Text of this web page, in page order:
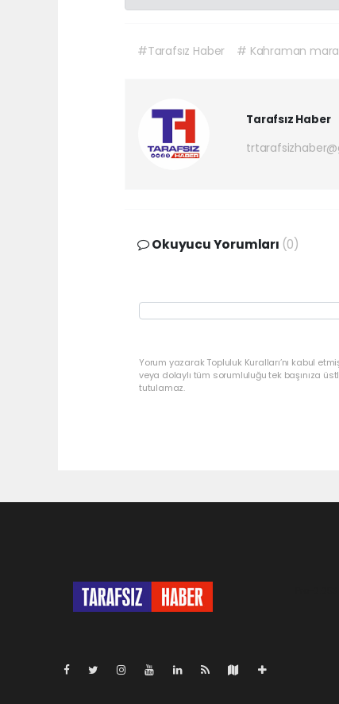
#Tarafsız Haber # Kahraman
Tarafsız Haber
Okuyucu Yorumları (0)
Yorum yazarak Topluluk Kuralları’nı kabul
veya dolaylı tüm sorumluluğu tek başınıza
tutulamaz.